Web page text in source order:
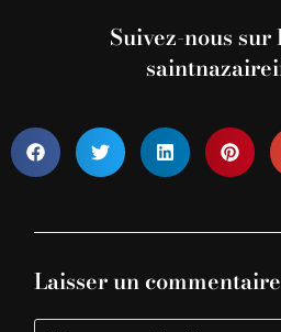
Suivez-nous sur
Laisser un commentaire